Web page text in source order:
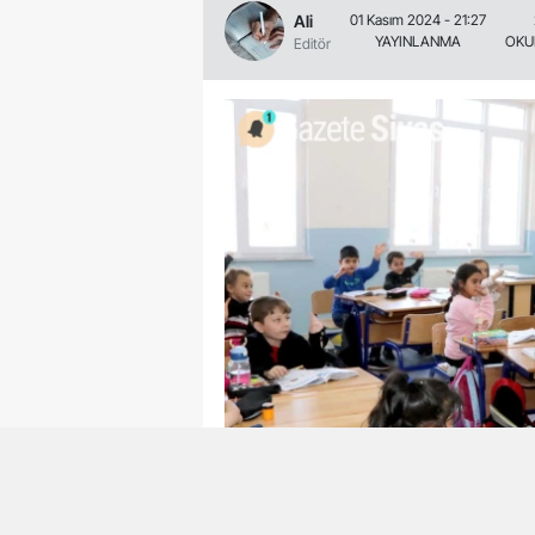
Ali
Editör
01 Kasım 2024 - 21:27
YAYINLANMA